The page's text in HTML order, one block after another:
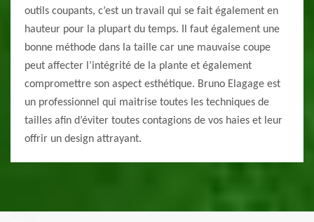
outils coupants, c’est un travail qui se fait également en
hauteur pour la plupart du temps. Il faut également une
bonne méthode dans la taille car une mauvaise coupe
peut affecter l’intégrité de la plante et également
compromettre son aspect esthétique. Bruno Elagage est
un professionnel qui maitrise toutes les techniques de
tailles afin d’éviter toutes contagions de vos haies et leur
offrir un design attrayant.